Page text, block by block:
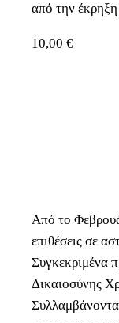
από την
10,00 €
Από το
επιθέσεις σε
Συγκεκριμένα
Δικαιοσύνης